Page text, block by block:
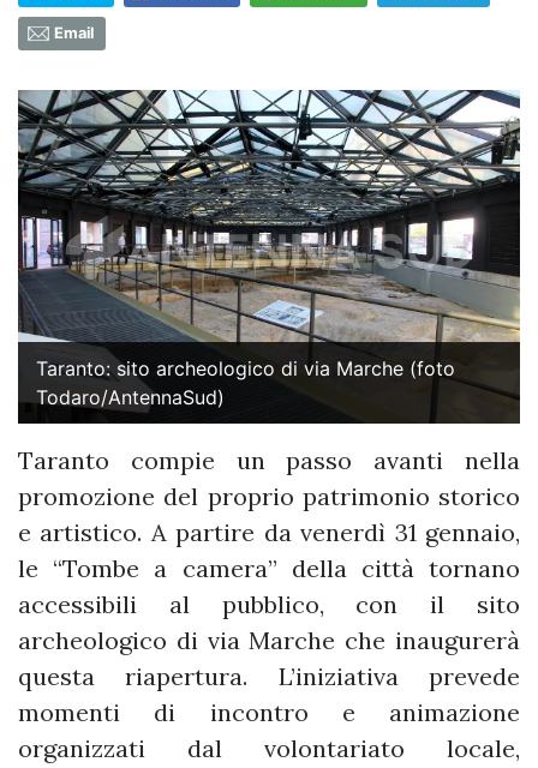
Email
Taranto: sito archeologico di via Marche (foto
Todaro/AntennaSud)
Taranto compie un passo avanti nella
promozione del proprio patrimonio storico
e artistico. A partire da venerdì 31 gennaio,
le “Tombe a camera” della città tornano
accessibili al pubblico, con il sito
archeologico di via Marche che inaugurerà
questa riapertura. L’iniziativa prevede
momenti di incontro e animazione
organizzati dal volontariato locale,